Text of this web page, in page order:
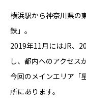
横浜駅から神奈川県の
鉄」。
2019年11月にはJR、
し、都内へのアクセス
今回のメインエリア「
所にあります。